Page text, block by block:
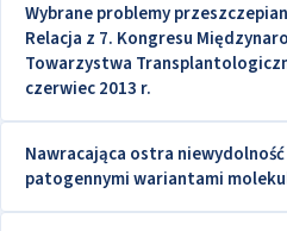
Wybrane problemy
Relacja z 7. Kongresu
Towarzystwa
czerwiec 2013 r.
Nawracająca ostra
patogennymi wariantami